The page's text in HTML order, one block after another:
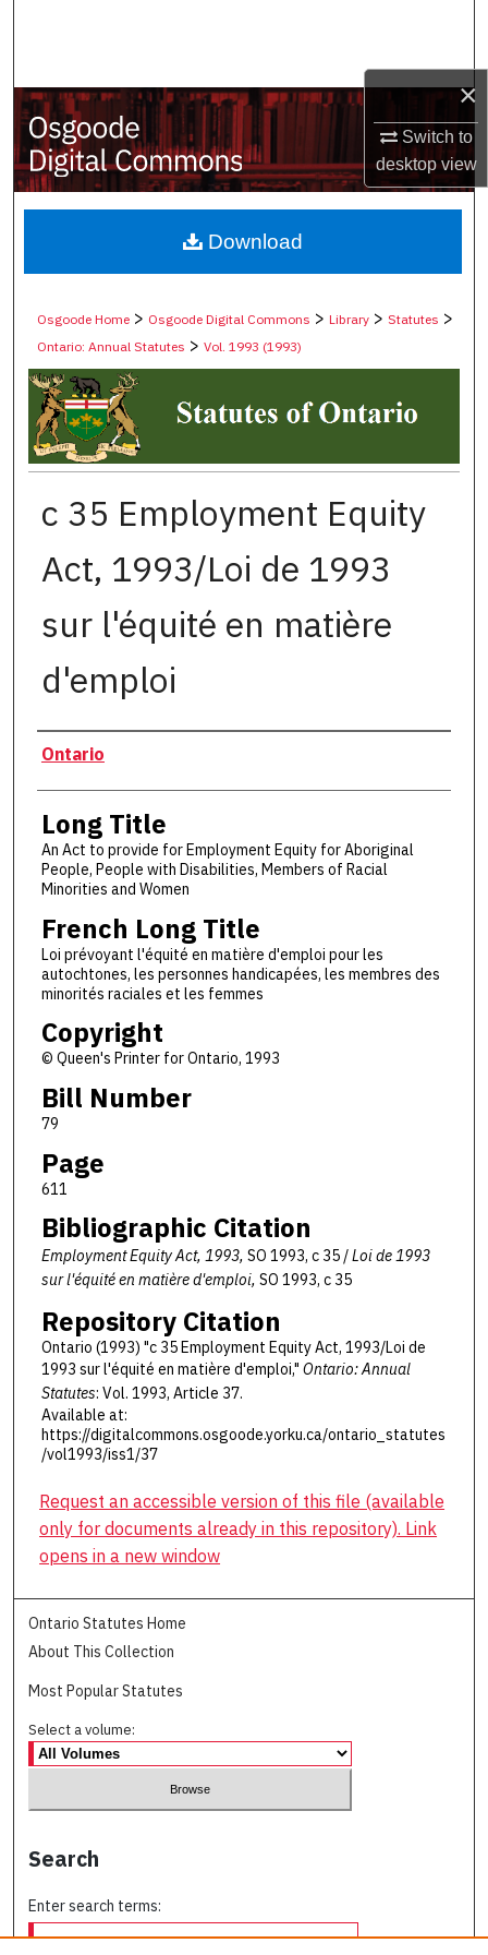
×
Switch to
desktopview
My Account
About
Digital Commons Network™
Osgoode Home > Osgoode Digital Commons >Library >Statutes >
Ontario: Annual Statutes >Vol. 1993 (1993)
c 35 Employment Equity
Act, 1993/Loi de 1993
sur l'équité en matière
d'emploi
Authors
Ontario
Long Title
An Act to provide for Employment Equity for Aboriginal
People, People with Disabilities, Members of Racial
Minorities and Women
French Long Title
Loi prévoyant l'équité en matière d'emploi pour les
autochtones, les personnes handicapées, les membres des
minorités raciales et les femmes
Copyright
© Queen's Printer for Ontario, 1993
Bill Number
79
Page
611
Bibliographic Citation
Employment Equity Act, 1993, SO 1993, c 35 /Loi de 1993
sur l'équité en matière d'emploi, SO 1993, c 35
Repository Citation
Ontario (1993) "c 35 Employment Equity Act, 1993/Loi de
1993 sur l'équité en matière d'emploi," Ontario: Annual
Statutes: Vol. 1993, Article 37.
Available at:
https://digitalcommons.osgoode.yorku.ca/ontario_statutes
/vol1993/iss1/37
Download
Request an accessible version of this file (available
only for documents already in this repository). Link
opens in a new window
Ontario Statutes Home
About This Collection
Most Popular Statutes
Select a volume:
Search
Enter search terms: